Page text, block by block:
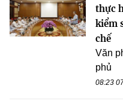
thực
kiểm
chế
Văn
phủ
08:23